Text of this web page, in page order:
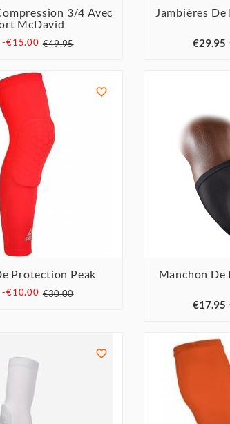
 
3/4 Avec
McDavid
-€15.00 €49.95
Jambières
€29.95

Protection Peak
-€10.00 €30.00
Manchon
€17.95
